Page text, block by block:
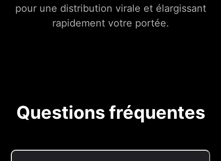
pour une distribution virale et élargissant
rapidement votre portée.
Questions fréquentes